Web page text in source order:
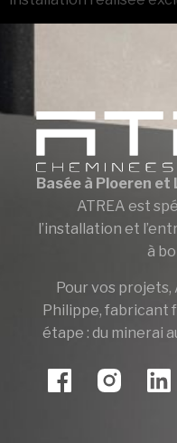
Basée à Ploeren
ATREA est
l’installation et
à
Pour vos projets,
Philippe, fabricant
étape : du minerai